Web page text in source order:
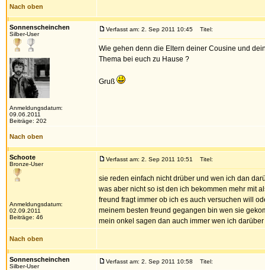
Nach oben
Sonnenscheinchen
Silber-User
Anmeldungsdatum:
09.06.2011
Beiträge: 202
Verfasst am: 2. Sep 2011 10:45 Titel:
Wie gehen denn die Eltern deiner Cousine und
Thema bei euch zu Hause ?
Gruß
Nach oben
Schoote
Bronze-User
Anmeldungsdatum:
02.09.2011
Beiträge: 46
Verfasst am: 2. Sep 2011 10:51 Titel:
sie reden einfach nicht drüber und wen ich dan
was aber nicht so ist den ich bekommen mehr mit
freund fragt immer ob ich es auch versuchen will
meinem besten freund gegangen bin wen sie
mein onkel sagen dan auch immer wen ich
Nach oben
Sonnenscheinchen
Silber-User
Verfasst am: 2. Sep 2011 10:58 Titel: